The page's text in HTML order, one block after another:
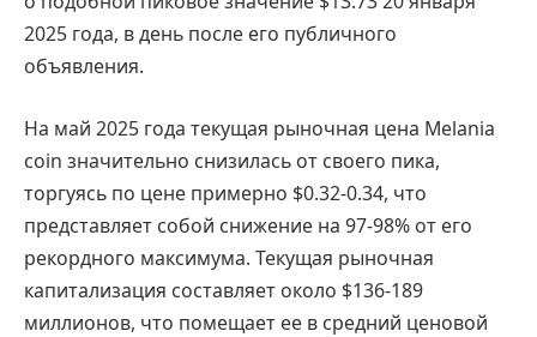
2025 года, в день после его публичного
объявления.
На май 2025 года текущая рыночная цена Melania
coin значительно снизилась от своего пика,
торгуясь по цене примерно $0.32-0.34, что
представляет собой снижение на 97-98% от его
рекордного максимума. Текущая рыночная
капитализация составляет около $136-189
миллионов, что помещает ее в средний ценовой